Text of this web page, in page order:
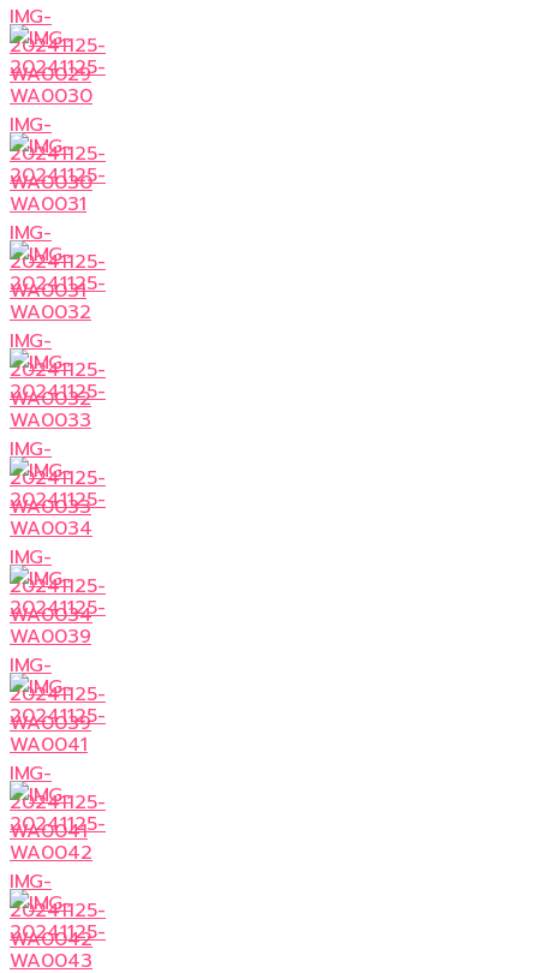
IMG-
20241125-
WA0029
IMG-
20241125-
WA0030
IMG-
20241125-
WA0031
IMG-
20241125-
WA0032
IMG-
20241125-
WA0033
IMG-
20241125-
WA0034
IMG-
20241125-
WA0039
IMG-
20241125-
WA0041
IMG-
20241125-
WA0042